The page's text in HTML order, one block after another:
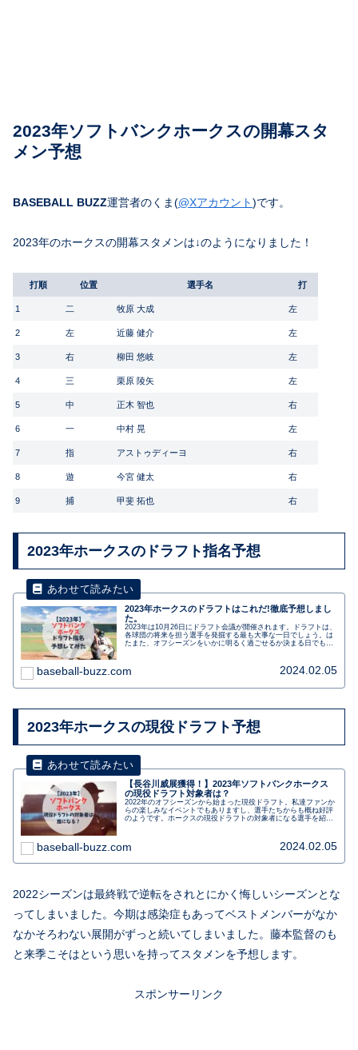
2023年ソフトバンクホークスの開幕スタ
メン予想
BASEBALL BUZZ運営者のくま(@Xアカウント)です。
2023年のホークスの開幕スタメンは↓のようになりました！
打順 位置 選手名 打
1 二 牧原 大成 左
2 左 近藤 健介 左
3 右 柳田 悠岐 左
4 三 栗原 陵矢 左
5 中 正木 智也 右
6 一 中村 晃 左
7 指 アストゥディーヨ 右
8 遊 今宮 健太 右
9 捕 甲斐 拓也 右
2023年ホークスのドラフト指名予想
2023年ホークスのドラフトはこれだ!徹底予想しまし
た。
2023年は10月26日にドラフト会議が開催されます。ドラフトは、
各球団の将来を担う選手を発掘する最も大事な一日でしょう。は
たまた、オフシーズンをいかに明るく過ごせるか決まる日でもあ
baseball-buzz.com 2024.02.05
2023年ホークスの現役ドラフト予想
【長谷川威展獲得！】2023年ソフトバンクホークス
の現役ドラフト対象者は？
2022年のオフシーズンから始まった現役ドラフト。私達ファンか
らの楽しみなイベントでもありますし、選手たちからも概ね好評
のようです。ホークスの現役ドラフトの対象者になる選手を紹介
baseball-buzz.com 2024.02.05
2022シーズンは最終戦で逆転をされとにかく悔しいシーズンとな
ってしまいました。今期は感染症もあってベストメンバーがなか
なかそろわない展開がずっと続いてしまいました。藤本監督のも
と来季こそはという思いを持ってスタメンを予想します。
スポンサーリンク